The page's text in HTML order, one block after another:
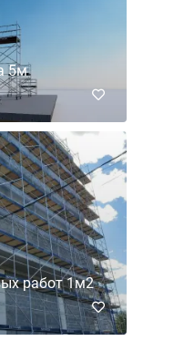
5м
работ 1м2